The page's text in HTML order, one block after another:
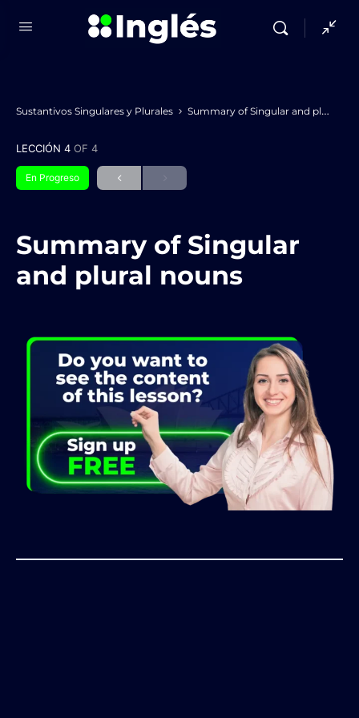
Sustantivos Singulares y Plurales Summary of Singular and plural nouns
LECCIÓN 4 OF 4
En Progreso
Summary of Singular
and plural nouns